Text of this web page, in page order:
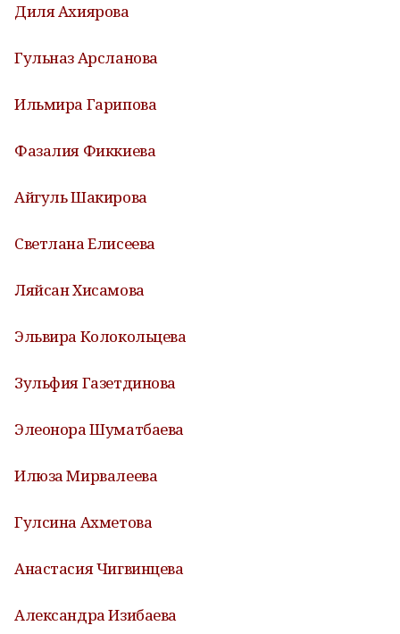
Диля Ахиярова
Гульназ Арсланова
Ильмира Гарипова
Фазалия Фиккиева
Айгуль Шакирова
Светлана Елисеева
Ляйсан Хисамова
Эльвира Колокольцева
Зульфия Газетдинова
Элеонора Шуматбаева
Илюза Мирвалеева
Гулсина Ахметова
Анастасия Чигвинцева
Александра Изибаева